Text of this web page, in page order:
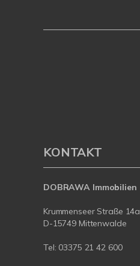
KONTAKT
DOBRAWA Immobilien
Krummenseer Straße 14a
D-15749 Mittenwalde
Tel: 03375 21 42 600